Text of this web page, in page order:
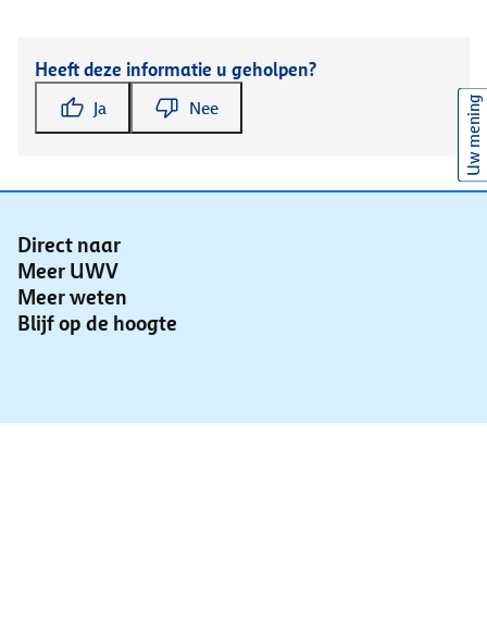
Heeft deze informatie u geholpen?
Ja Nee
Direct naar
Meer UWV
Meer weten
Blijf op de hoogte
Uw mening